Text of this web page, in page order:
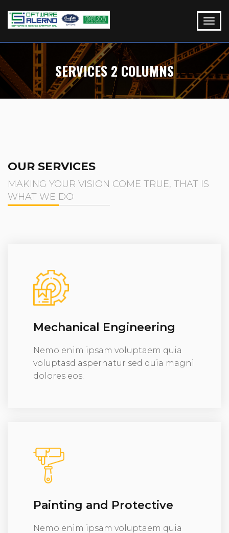
SERVICES 2 COLUMNS
OUR SERVICES
MAKING YOUR VISION COME TRUE, THAT IS
WHAT WE DO
Mechanical Engineering
Nemo enim ipsam voluptaem quia
voluptasd aspernatur sed quia magni
dolores eos.
Painting and Protective
Nemo enim ipsam voluptaem quia